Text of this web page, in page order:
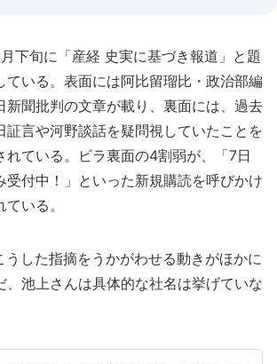
下旬に「産経 史実に基づき報道」と題
ている。表面には阿比留瑠比・政治部編
新聞批判の文章が載り、裏面には、過去
証言や河野談話を疑問視していたことを
れている。ビラ裏面の4割弱が、「7日
受付中！」といった新規購読を呼びかけ
いる。
した指摘をうかがわせる動きがほかに
、池上さんは具体的な社名は挙げていな